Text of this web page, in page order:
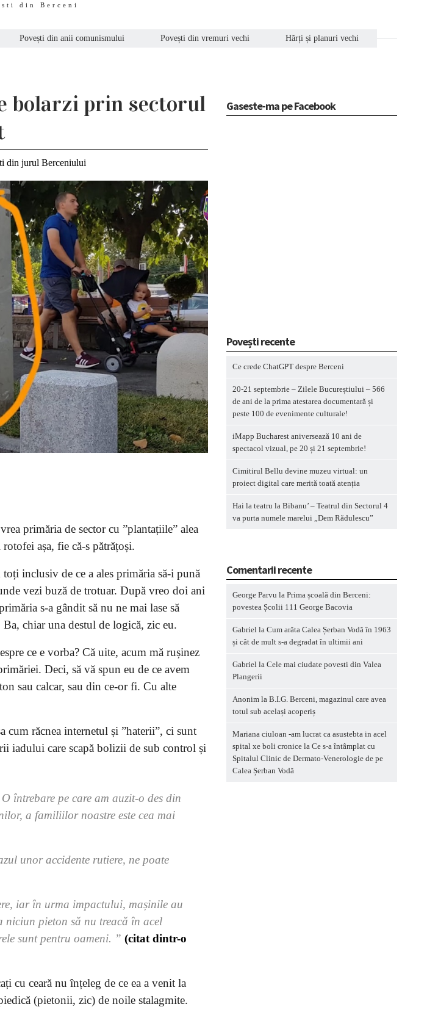
din Berceni
Povești din anii comunismului Povești din vremuri vechi Hărți și planuri vechi
bolarzi prin sectorul
din jurul Berceniului
primăria de sector cu ”plantațiile” alea
așa, fie că-s pătrățoși.
inclusiv de ce a ales primăria să-i pună
vezi buză de trotuar. După vreo doi ani
s-a gândit să nu ne mai lase să
chiar una destul de logică, zic eu.
ce e vorba? Că uite, acum mă rușinez
Deci, să vă spun eu de ce avem
sau calcar, sau din ce-or fi. Cu alte
răcnea internetul și ”haterii”, ci sunt
iadului care scapă bolizii de sub control și
întrebare pe care am auzit-o des din
a familiilor noastre este cea mai
unor accidente rutiere, ne poate
iar în urma impactului, mașinile au
pieton să nu treacă în acel
sunt pentru oameni. ”(citat dintr-o
cu ceară nu înțeleg de ce ea a venit la
(pietonii, zic) de noile stalagmite.
Gaseste-ma pe Facebook
Povești recente
Ce crede ChatGPT despre Berceni
20-21 septembrie – Zilele Bucureștiului – 566
de ani de la prima atestarea documentară și
peste 100 de evenimente culturale!
iMapp Bucharest aniversează 10 ani de
spectacol vizual, pe 20 și 21 septembrie!
Cimitirul Bellu devine muzeu virtual: un
proiect digital care merită toată atenția
Hai la teatru la Bibanu’ – Teatrul din Sectorul 4
va purta numele marelui „Dem Rădulescu”
Comentarii recente
George Parvu la Prima școală din Berceni:
povestea Școlii 111 George Bacovia
Gabriel la Cum arăta Calea Șerban Vodă în 1963
și cât de mult s-a degradat în ultimii ani
Gabriel la Cele mai ciudate povesti din Valea
Plangerii
Anonim la B.I.G. Berceni, magazinul care avea
totul sub același acoperiș
Mariana ciuloan -am lucrat ca asustebta in acel
spital xe boli cronice la Ce s-a întâmplat cu
Spitalul Clinic de Dermato-Venerologie de pe
Calea Șerban Vodă